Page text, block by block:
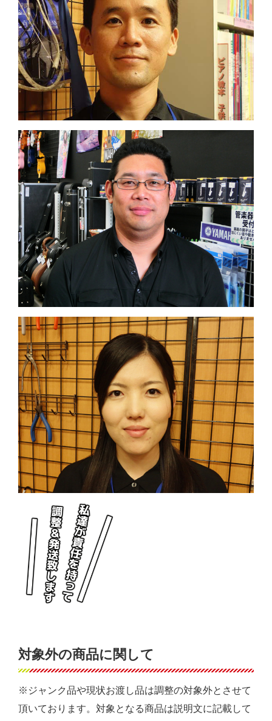
対象外の商品に関して
※ジャンク品や現状お渡し品は調整の対象外とさせて
頂いております。対象となる商品は説明文に記載して